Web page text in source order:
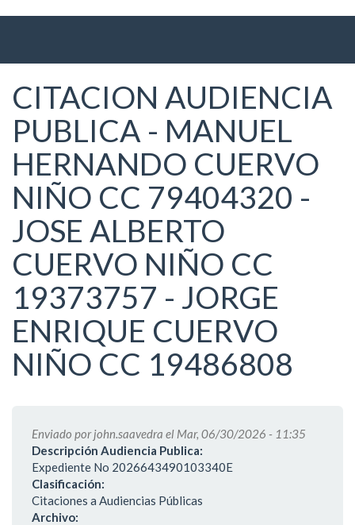
CITACION AUDIENCIA
PUBLICA - MANUEL
HERNANDO CUERVO
NIÑO CC 79404320 -
JOSE ALBERTO
CUERVO NIÑO CC
19373757 - JORGE
ENRIQUE CUERVO
NIÑO CC 19486808
Enviado porjohn.saavedra el Mar, 06/30/2026 - 11:35
Descripción Audiencia Publica:
Expediente No 2026643490103340E
Clasificación:
Citaciones a Audiencias Públicas
Archivo: